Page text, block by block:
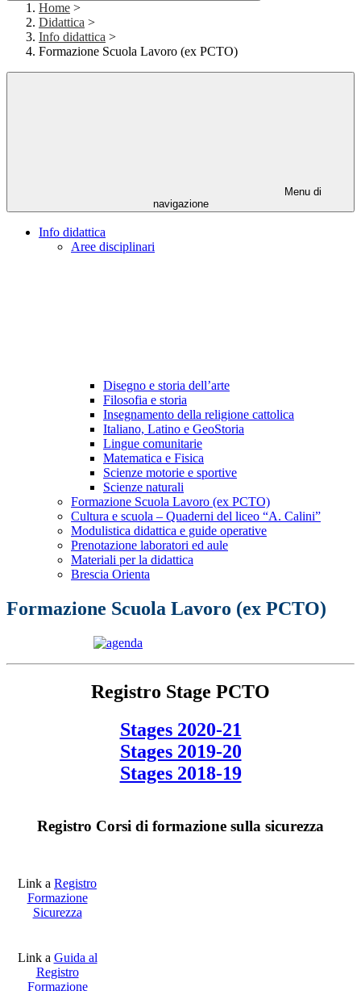
Home >
Didattica >
Info didattica >
Formazione Scuola Lavoro (ex PCTO)
Menu di
navigazione
Info didattica
Aree disciplinari
Disegno e storia dell’arte
Filosofia e storia
Insegnamento della religione cattolica
Italiano, Latino e GeoStoria
Lingue comunitarie
Matematica e Fisica
Scienze motorie e sportive
Scienze naturali
Formazione Scuola Lavoro (ex PCTO)
Cultura e scuola – Quaderni del liceo “A. Calini”
Modulistica didattica e guide operative
Prenotazione laboratori ed aule
Materiali per la didattica
Brescia Orienta
Formazione Scuola Lavoro (ex PCTO)
Registro Stage PCTO
Stages 2020-21
Stages 2019-20
Stages 2018-19
Registro Corsi di formazione sulla sicurezza
Link a Registro
Formazione
Sicurezza
Link a Guida al
Registro
Formazione